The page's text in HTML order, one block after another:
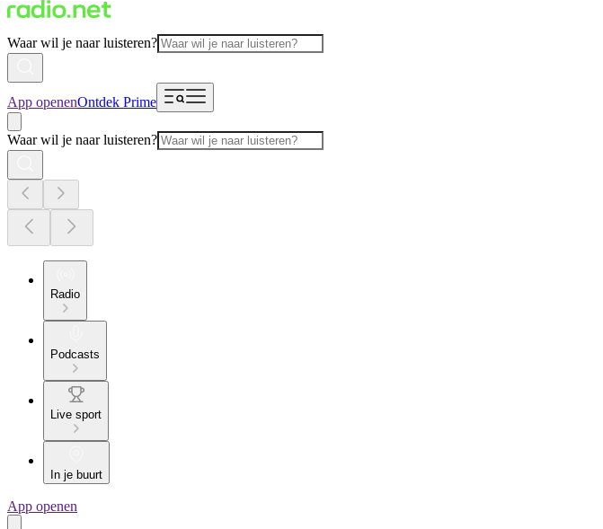
Waar wil je naar luisteren?
App openenOntdek Prime
Waar wil je naar luisteren?
Radio
Podcasts
Live sport
In je buurt
App openen